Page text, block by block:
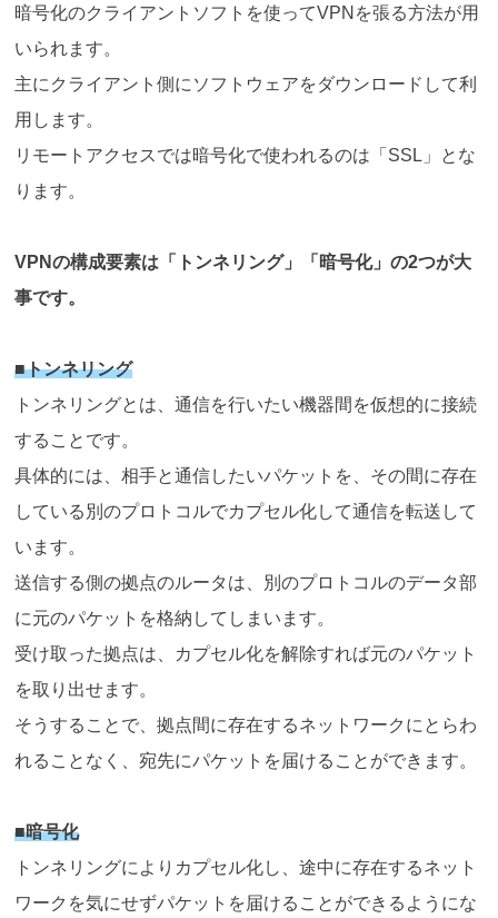
暗号化のクライアントソフトを使ってVPNを張る方法が用
いられます。
主にクライアント側にソフトウェアをダウンロードして利
用します。
リモートアクセスでは暗号化で使われるのは「SSL」とな
ります。
VPNの構成要素は「トンネリング」「暗号化」の2つが大
事です。
■トンネリング
トンネリングとは、通信を行いたい機器間を仮想的に接続
することです。
具体的には、相手と通信したいパケットを、その間に存在
している別のプロトコルでカプセル化して通信を転送して
います。
送信する側の拠点のルータは、別のプロトコルのデータ部
に元のパケットを格納してしまいます。
受け取った拠点は、カプセル化を解除すれば元のパケット
を取り出せます。
そうすることで、拠点間に存在するネットワークにとらわ
れることなく、宛先にパケットを届けることができます。
■暗号化
トンネリングによりカプセル化し、途中に存在するネット
ワークを気にせずパケットを届けることができるようにな